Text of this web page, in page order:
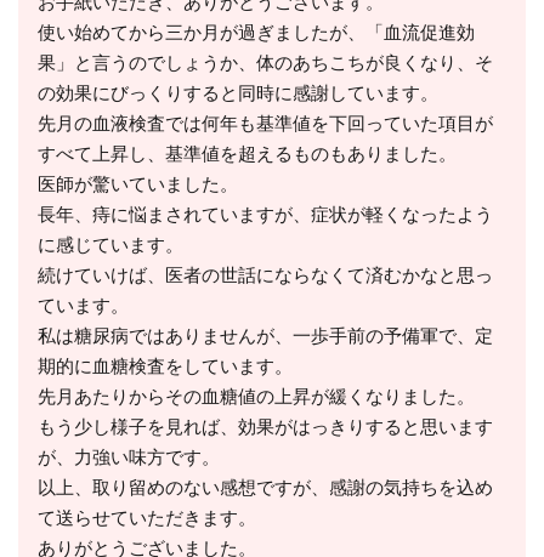
使い始めてから三か月が過ぎましたが、「血流促進効
果」と言うのでしょうか、体のあちこちが良くなり、そ
の効果にびっくりすると同時に感謝しています。
先月の血液検査では何年も基準値を下回っていた項目が
すべて上昇し、基準値を超えるものもありました。
医師が驚いていました。
長年、痔に悩まされていますが、症状が軽くなったよう
に感じています。
続けていけば、医者の世話にならなくて済むかなと思っ
ています。
私は糖尿病ではありませんが、一歩手前の予備軍で、定
期的に血糖検査をしています。
先月あたりからその血糖値の上昇が緩くなりました。
もう少し様子を見れば、効果がはっきりすると思います
が、力強い味方です。
以上、取り留めのない感想ですが、感謝の気持ちを込め
て送らせていただきます。
ありがとうございました。